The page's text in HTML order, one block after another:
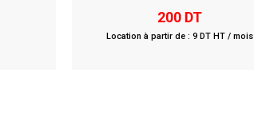
out
5
200 DT
Location à partir de : 9 DT HT / mois